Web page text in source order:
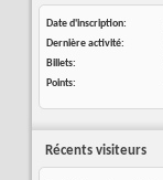
Date d'inscription
Dernière activité
Billets
Points
Récents visiteurs